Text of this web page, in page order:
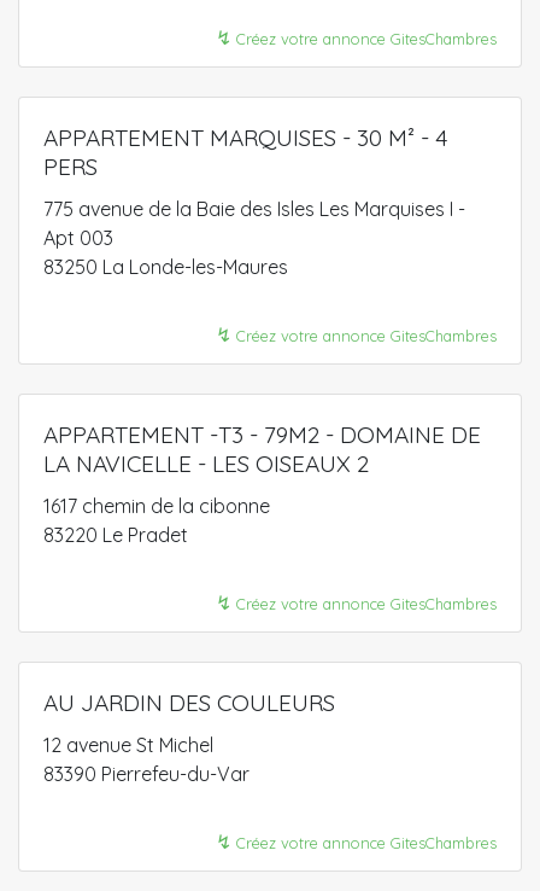
↯ Créez votre annonce GitesChambres
APPARTEMENT MARQUISES - 30 M² - 4
PERS
775 avenue de la Baie des Isles Les Marquises I -
Apt 003
83250 La Londe-les-Maures
↯ Créez votre annonce GitesChambres
APPARTEMENT -T3 - 79M2 - DOMAINE DE
LA NAVICELLE - LES OISEAUX 2
1617 chemin de la cibonne
83220 Le Pradet
↯ Créez votre annonce GitesChambres
AU JARDIN DES COULEURS
12 avenue St Michel
83390 Pierrefeu-du-Var
↯ Créez votre annonce GitesChambres